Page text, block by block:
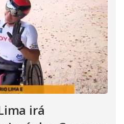
irá